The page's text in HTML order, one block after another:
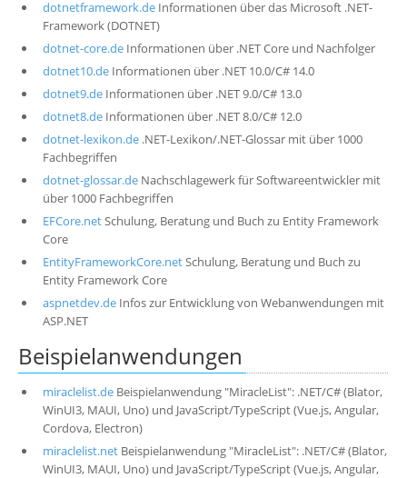
Über uns
Suche
dotnetframework.deInformationen über das Microsoft .NET-
Framework (DOTNET)
dotnet-core.deInformationen über .NET Core und Nachfolger
dotnet10.deInformationen über .NET 10.0/C# 14.0
dotnet9.deInformationen über .NET 9.0/C# 13.0
dotnet8.deInformationen über .NET 8.0/C# 12.0
dotnet-lexikon.de.NET-Lexikon/.NET-Glossar mit über 1000
Fachbegriffen
dotnet-glossar.deNachschlagewerk für Softwareentwickler mit
über 1000 Fachbegriffen
EFCore.netSchulung, Beratung und Buch zu Entity Framework
Core
EntityFrameworkCore.netSchulung, Beratung und Buch zu
Entity Framework Core
aspnetdev.deInfos zur Entwicklung von Webanwendungen mit
ASP.NET
Beispielanwendungen
miraclelist.deBeispielanwendung "MiracleList": .NET/C# (Blator,
WinUI3, MAUI, Uno) und JavaScript/TypeScript (Vue.js, Angular,
Cordova, Electron)
miraclelist.netBeispielanwendung "MiracleList": .NET/C# (Blator,
WinUI3, MAUI, Uno) und JavaScript/TypeScript (Vue.js, Angular,